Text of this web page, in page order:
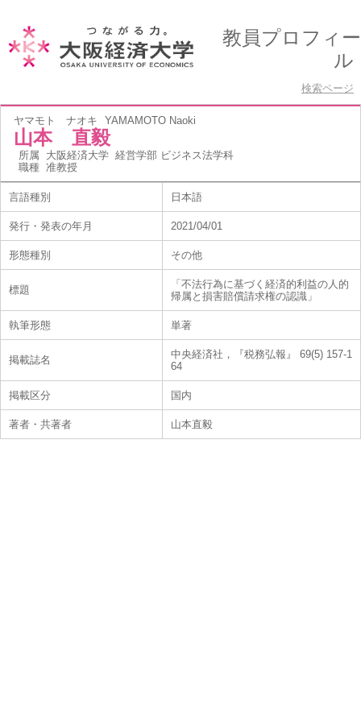
教員プロフィー
ル
検索ページ
ヤマモト ナオキ YAMAMOTO Naoki
山本 直毅
所属 大阪経済大学 経営学部 ビジネス法学科
職種 准教授
言語種別 日本語
発行・発表の年月 2021/04/01
形態種別 その他
標題
「不法行為に基づく経済的利益の人的
帰属と損害賠償請求権の認識」
執筆形態 単著
掲載誌名
中央経済社，『税務弘報』 69(5) 157-1
64
掲載区分 国内
著者・共著者 山本直毅